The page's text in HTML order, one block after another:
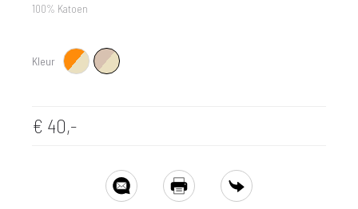
100% Katoen
Kleur
Beige / OranjeBeige / Taupe
€ 40,-